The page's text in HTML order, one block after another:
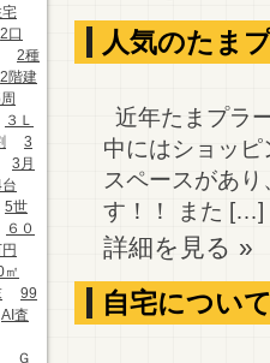
2口
2種
2階建
３Ｌ
3
3月
5世
６０
㎡
99
AI査
Ｇ
人気のたま
近年たまプラ
中にはショッ
スペースがあ
す！！ また […]
詳細を見る »
自宅につい